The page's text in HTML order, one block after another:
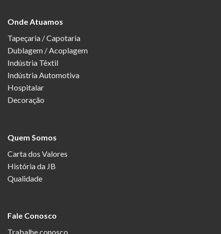
Onde Atuamos
Tapeçaria / Capotaria
Dublagem / Acoplagem
Indústria Têxtil
Indústria Automotiva
Hospitalar
Decoração
Quem Somos
Carta dos Valores
História da JB
Qualidade
Fale Conosco
Trabalhe conosco